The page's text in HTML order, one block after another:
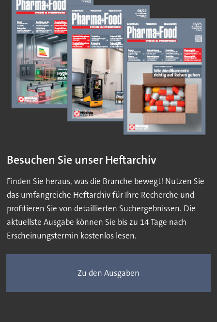
Besuchen Sie unser Heftarchiv
Finden Sie heraus, was die Branche bewegt! Nutzen Sie
das umfangreiche Heftarchiv für Ihre Recherche und
profitieren Sie von detaillierten Suchergebnissen. Die
aktuellste Ausgabe können Sie bis zu 14 Tage nach
Erscheinungstermin kostenlos lesen.
Zu den Ausgaben